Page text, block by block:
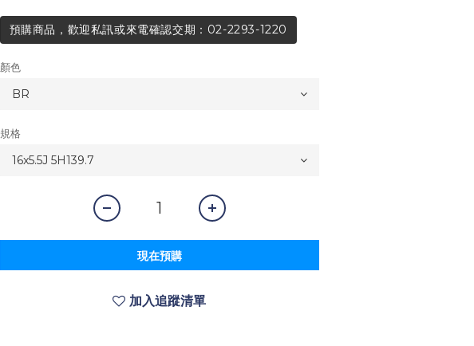
預購商品，歡迎私訊或來電確認交期：02-2293-1220
顏色
規格
現在預購
加入追蹤清單